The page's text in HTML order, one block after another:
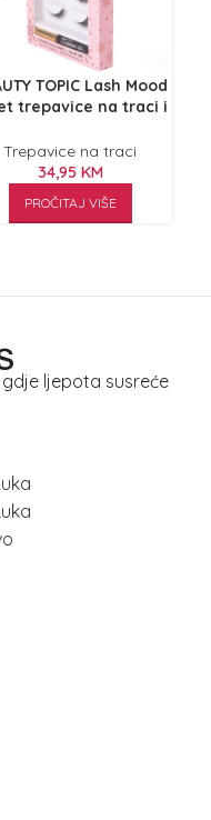
TOPIC Lash Mood
trepavice na traci i
Trepavice na traci
34,95 KM
PROČITAJ VIŠE
ljepota susreće